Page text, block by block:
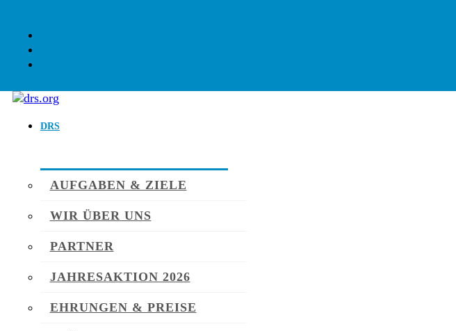
DRS
AUFGABEN & ZIELE
WIR ÜBER UNS
PARTNER
JAHRESAKTION 2026
EHRUNGEN & PREISE